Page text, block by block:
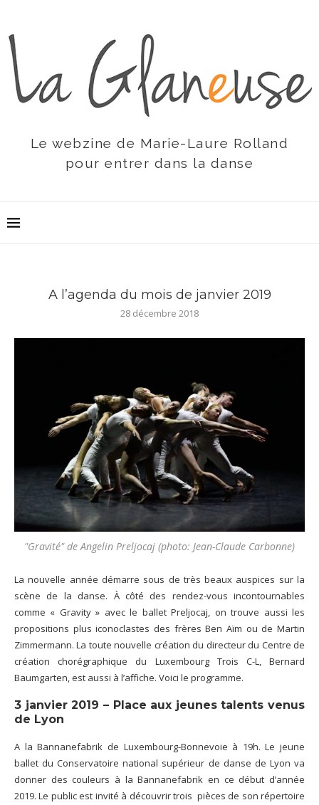
Le webzine de Marie-Laure Rolland
pour entrer dans la danse
A l’agenda du mois de janvier 2019
28 décembre 2018
"Gravité" de Angelin Preljocaj (photo: Jean-Claude Carbonne)
La nouvelle année démarre sous de très beaux auspices sur la
scène de la danse. À côté des rendez-vous incontournables
comme « Gravity » avec le ballet Preljocaj, on trouve aussi les
propositions plus iconoclastes des frères Ben Aïm ou de Martin
Zimmermann. La toute nouvelle création du directeur du Centre de
création chorégraphique du Luxembourg Trois C-L, Bernard
Baumgarten, est aussi à l’affiche. Voici le programme.
3 janvier 2019 – Place aux jeunes talents venus
de Lyon
A la Bannanefabrik de Luxembourg-Bonnevoie à 19h. Le jeune
ballet du Conservatoire national supérieur de danse de Lyon va
donner des couleurs à la Bannanefabrik en ce début d’année
2019. Le public est invité à découvrir trois pièces de son répertoire